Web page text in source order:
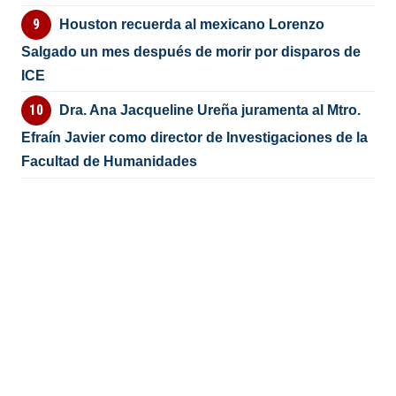
Houston recuerda al mexicano Lorenzo
Salgado un mes después de morir por disparos de
ICE
Dra. Ana Jacqueline Ureña juramenta al Mtro.
Efraín Javier como director de Investigaciones de la
Facultad de Humanidades